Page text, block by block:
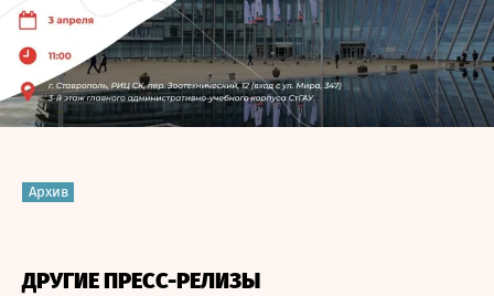
Архив
ДРУГИЕ ПРЕСС-РЕЛИЗЫ